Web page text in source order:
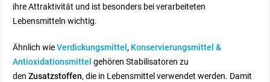
ihre Attraktivität und ist besonders bei verarbeiteten
Lebensmitteln wichtig.
Ähnlich wieVerdickungsmittel , Konservierungsmittel &
Antioxidationsmittel gehören Stabilisatoren zu
den Zusatzstoffen, die in Lebensmittel verwendet werden. Damit